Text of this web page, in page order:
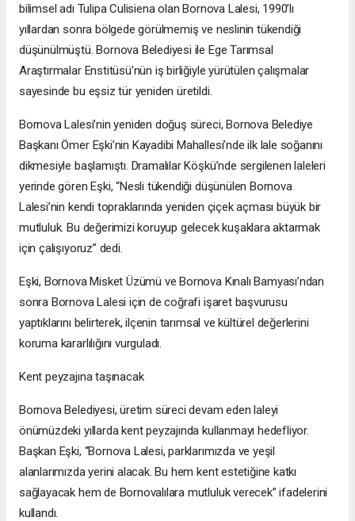
bilimsel adı Tulipa Culisiena olan Bornova Lalesi, 1990’lı
yıllardan sonra bölgede görülmemiş ve neslinin tükendiği
düşünülmüştü. Bornova Belediyesi ile Ege Tarımsal
Araştırmalar Enstitüsü’nün iş birliğiyle yürütülen çalışmalar
sayesinde bu eşsiz tür yeniden üretildi.
Bornova Lalesi’nin yeniden doğuş süreci, Bornova Belediye
Başkanı Ömer Eşki’nin Kayadibi Mahallesi’nde ilk lale soğanını
dikmesiyle başlamıştı. Dramalılar Köşkü’nde sergilenen laleleri
yerinde gören Eşki, “Nesli tükendiği düşünülen Bornova
Lalesi’nin kendi topraklarında yeniden çiçek açması büyük bir
mutluluk. Bu değerimizi koruyup gelecek kuşaklara aktarmak
için çalışıyoruz” dedi.
Eşki, Bornova Misket Üzümü ve Bornova Kınalı Bamyası’ndan
sonra Bornova Lalesi için de coğrafi işaret başvurusu
yaptıklarını belirterek, ilçenin tarımsal ve kültürel değerlerini
koruma kararlılığını vurguladı.
Kent peyzajına taşınacak
Bornova Belediyesi, üretim süreci devam eden laleyi
önümüzdeki yıllarda kent peyzajında kullanmayı hedefliyor.
Başkan Eşki, “Bornova Lalesi, parklarımızda ve yeşil
alanlarımızda yerini alacak. Bu hem kent estetiğine katkı
sağlayacak hem de Bornovalılara mutluluk verecek” ifadelerini
kullandı.